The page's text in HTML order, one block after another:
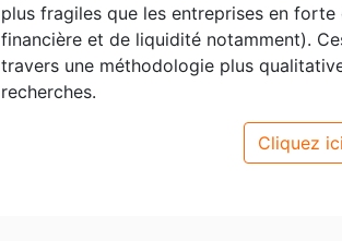
plus fragiles que les entreprises en
financière et de liquidité notamment).
travers une méthodologie plus
recherches.
Cliquez